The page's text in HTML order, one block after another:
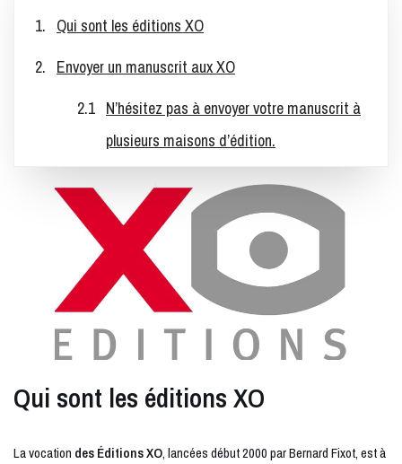
Qui sont les éditions XO
Envoyer un manuscrit aux XO
N’hésitez pas à envoyer votre manuscrit à
plusieurs maisons d’édition.
Qui sont les éditions XO
La vocation des Éditions XO, lancées début 2000 par Bernard Fixot, est à